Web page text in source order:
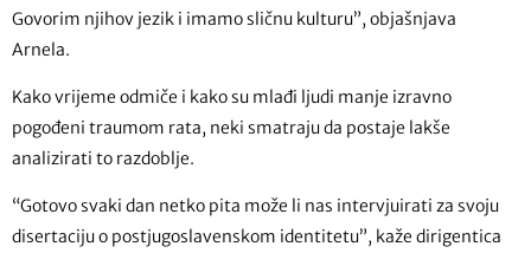
Govorim njihov jezik i imamo sličnu kulturu”, objašnjava
Arnela.
Kako vrijeme odmiče i kako su mlađi ljudi manje izravno
pogođeni traumom rata, neki smatraju da postaje lakše
analizirati to razdoblje.
“Gotovo svaki dan netko pita može li nas intervjuirati za svoju
disertaciju o postjugoslavenskom identitetu”, kaže dirigentica